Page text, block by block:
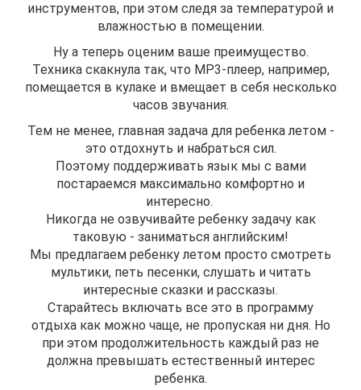
инструментов, при этом следя за температурой и
влажностью в помещении.
Ну а теперь оценим ваше преимущество.
Техника скакнула так, что МP3-плеер, например,
помещается в кулаке и вмещает в себя несколько
часов звучания.
Тем не менее, главная задача для ребенка летом -
это отдохнуть и набраться сил.
Поэтому поддерживать язык мы с вами
постараемся максимально комфортно и
интересно.
Никогда не озвучивайте ребенку задачу как
таковую - заниматься английским!
Мы предлагаем ребенку летом просто смотреть
мультики, петь песенки, слушать и читать
интересные сказки и рассказы.
Старайтесь включать все это в программу
отдыха как можно чаще, не пропуская ни дня. Но
при этом продолжительность каждый раз не
должна превышать естественный интерес
ребенка.